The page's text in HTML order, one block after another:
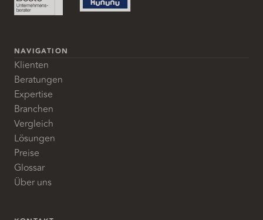
NAVIGATION
Klienten
Beratungen
Expertise
Branchen
Vergleich
Lösungen
Preise
Glossar
Über uns